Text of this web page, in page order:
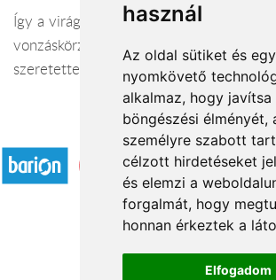
használ
Az oldal sütiket és
nyomkövető
alkalmaz, hogy javítsa
böngészési élményét,
személyre szabott
célzott hirdetéseket
és elemzi a
forgalmát, hogy
honnan érkeztek a
Elfogadom
Így a virágküldés Tolna megye
vonzáskörzetében is gond nélkül
szeretettel webáruházunkban!
Elfogadott fizetési módok
Á.SZ.F.